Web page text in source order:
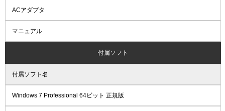
ACアダプタ
マニュアル
付属ソフト
付属ソフト名
Windows 7 Professional 64ビット 正規版